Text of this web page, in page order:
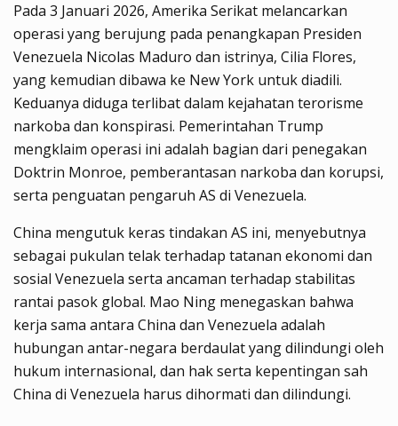
Pada 3 Januari 2026, Amerika Serikat melancarkan
operasi yang berujung pada penangkapan Presiden
Venezuela Nicolas Maduro dan istrinya, Cilia Flores,
yang kemudian dibawa ke New York untuk diadili.
Keduanya diduga terlibat dalam kejahatan terorisme
narkoba dan konspirasi. Pemerintahan Trump
mengklaim operasi ini adalah bagian dari penegakan
Doktrin Monroe, pemberantasan narkoba dan korupsi,
serta penguatan pengaruh AS di Venezuela.
China mengutuk keras tindakan AS ini, menyebutnya
sebagai pukulan telak terhadap tatanan ekonomi dan
sosial Venezuela serta ancaman terhadap stabilitas
rantai pasok global. Mao Ning menegaskan bahwa
kerja sama antara China dan Venezuela adalah
hubungan antar-negara berdaulat yang dilindungi oleh
hukum internasional, dan hak serta kepentingan sah
China di Venezuela harus dihormati dan dilindungi.